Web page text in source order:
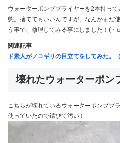
ウォーターポンププライヤーを2本持っ
態。捨ててもいいんですが、なんかまだ
う事で、修理してみる事にしました！(・
関連記事
ド素人がノコギリの目立てをしてみた。
壊れたウォーターポン
こちらが壊れているウォーターポンププ
使っていたので錆びて汚い！